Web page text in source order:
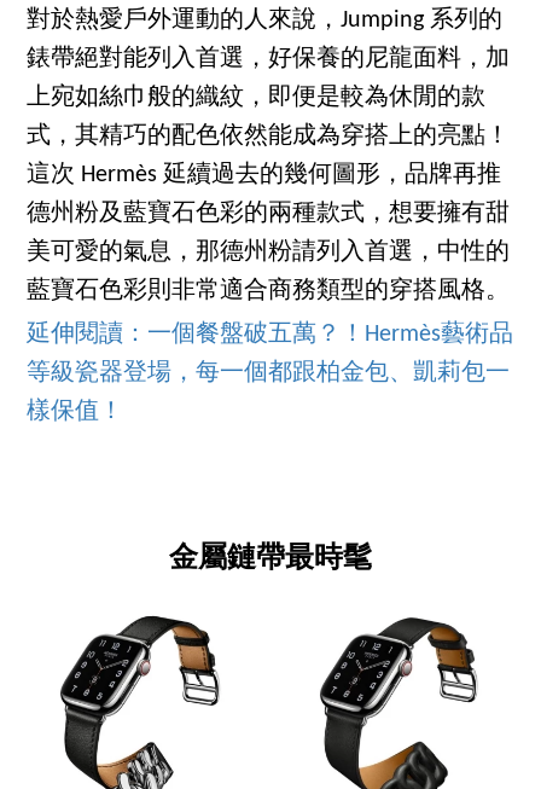
對於熱愛戶外運動的人來說，Jumping 系列的
錶帶絕對能列入首選，好保養的尼龍面料，加
上宛如絲巾般的織紋，即便是較為休閒的款
式，其精巧的配色依然能成為穿搭上的亮點！
這次 Hermès 延續過去的幾何圖形，品牌再推
德州粉及藍寶石色彩的兩種款式，想要擁有甜
美可愛的氣息，那德州粉請列入首選，中性的
藍寶石色彩則非常適合商務類型的穿搭風格。
延伸閱讀：一個餐盤破五萬？！Hermès藝術品
等級瓷器登場，每一個都跟柏金包、凱莉包一
樣保值！
金屬鏈帶最時髦